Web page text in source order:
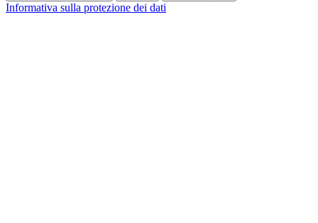
Informativa sulla protezione dei dati